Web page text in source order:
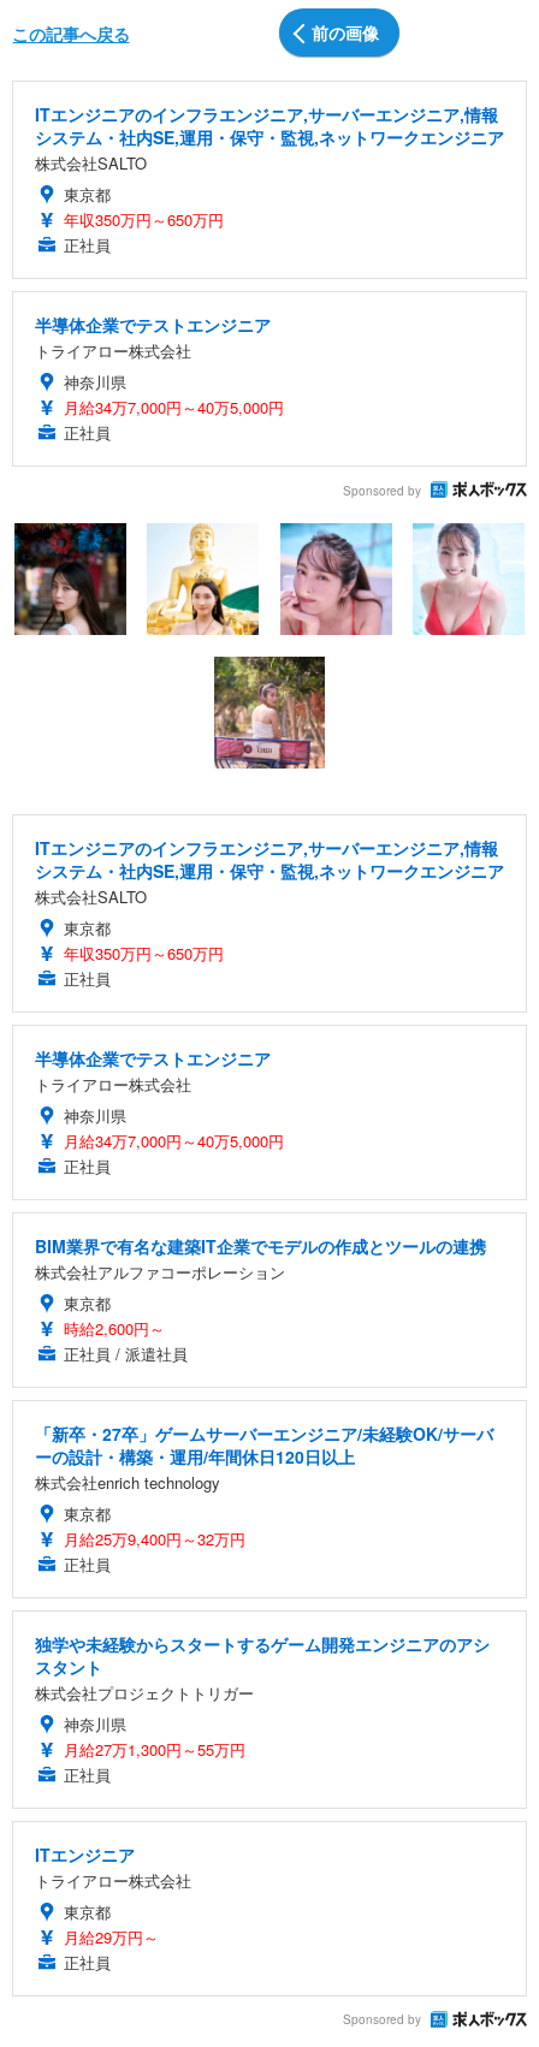
前の画像
この記事へ戻る
ITエンジニアのインフラエンジニア,サーバーエンジニア,情報
システム・社内SE,運用・保守・監視,ネットワークエンジニア
株式会社SALTO
東京都
年収350万円～650万円
正社員
半導体企業でテストエンジニア
トライアロー株式会社
神奈川県
月給34万7,000円～40万5,000円
正社員
Sponsored by
ITエンジニアのインフラエンジニア,サーバーエンジニア,情報
システム・社内SE,運用・保守・監視,ネットワークエンジニア
株式会社SALTO
東京都
年収350万円～650万円
正社員
半導体企業でテストエンジニア
トライアロー株式会社
神奈川県
月給34万7,000円～40万5,000円
正社員
BIM業界で有名な建築IT企業でモデルの作成とツールの連携
株式会社アルファコーポレーション
東京都
時給2,600円～
正社員 / 派遣社員
「新卒・27卒」ゲームサーバーエンジニア/未経験OK/サーバ
ーの設計・構築・運用/年間休日120日以上
株式会社enrich technology
東京都
月給25万9,400円～32万円
正社員
独学や未経験からスタートするゲーム開発エンジニアのアシ
スタント
株式会社プロジェクトトリガー
神奈川県
月給27万1,300円～55万円
正社員
ITエンジニア
トライアロー株式会社
東京都
月給29万円～
正社員
Sponsored by